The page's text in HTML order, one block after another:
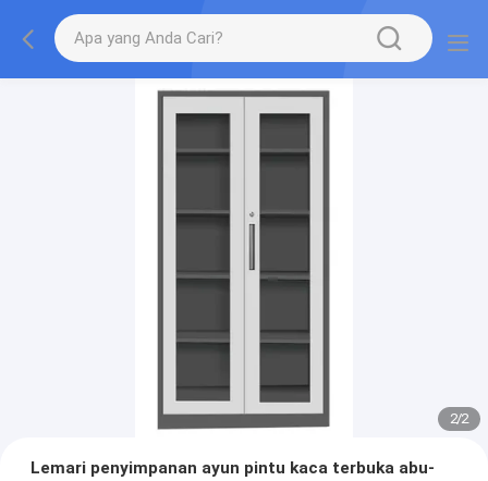
2/2
Lemari penyimpanan ayun pintu kaca terbuka abu-